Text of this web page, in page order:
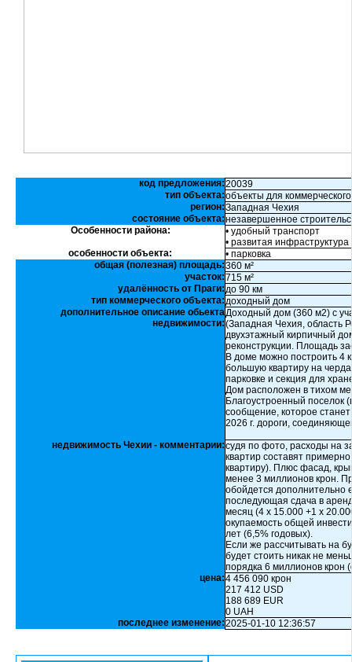
код предложения:20039
тип объекта:объекты для
регион:Западная Чехия
состояние объекта:незавершенное
Особенности района:
• удобный транспорт
• развитая инфраструктура
особенности объекта:
• парковка
общая (полезная) площадь:360 м²
участок:715 м²
удалённость от Праги:до 90 км
тип коммерческого объекта:доходный дом
дополнительное описание обьекта
недвижимости:
Доходный дом (360 м2) с
(Западная Чехия, область
двухэтажный кирпичный
реконструкции. Площадь
В доме можно построить 4
большую квартиру на
парковке и секция для
Дом расположен в тихом
Благоустроенный поселок
сообщение, которое
2026 г. дороги,
недвижимость Чехии - комментарии:судя по фото, расходы на
квартир составят
квартиру). Плюс фасад,
менее 3 миллионов крон.
обойдется дополнительно
последующая сдача в
месяц (4 х 15.000 +1 х
окупаемость общей
лет (6,5% годовых).
Если же рассчитывать на
будет стоить никак не
порядка 6 миллионов крон
цена:4 456 090 крон
217 412 USD
188 689 EUR
0 UAH
последнее изменение:2025-01-10 12:36:57